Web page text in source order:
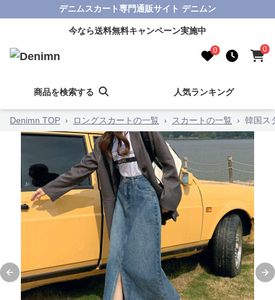
デニムスカート専門通販サイト デニムン
今なら送料無料キャンペーン実施中
0 0
商品を検索する 人気ランキング
Denimn TOP › ロングスカートの一覧 › スカートの一覧 › 韓国ス
Previous slide